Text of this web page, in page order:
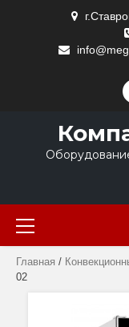
Primary
Menu
Главная /
02